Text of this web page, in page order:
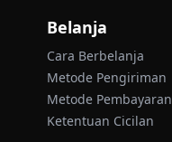
Belanja
Cara Berbelanja
Metode Pengiriman
Metode Pembayaran
Ketentuan Cicilan